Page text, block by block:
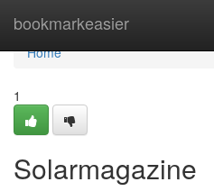
bookmarkeasier
Home
Home
1
Solarmagazine